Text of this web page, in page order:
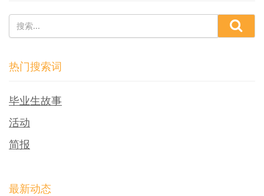
热门搜索词
毕业生故事
活动
简报
最新动态